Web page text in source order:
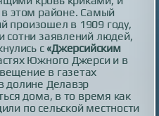
в этом районе. Самый
произошел в 1909 году,
сотни заявлений людей,
с«Джерсийским
Южного Джерси и в
в газетах
долине Делавэр
дома, в то время как
по сельской местности